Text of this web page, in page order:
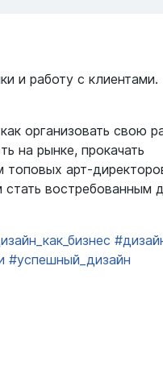
и работу с
организовать свою
на рынке, прокачать
топовых арт-
востребованным
#успешный_дизайн